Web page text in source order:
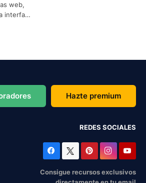
web,
interfaz
Hazte premium
REDES SOCIALES
Consigue recursos exclusivos